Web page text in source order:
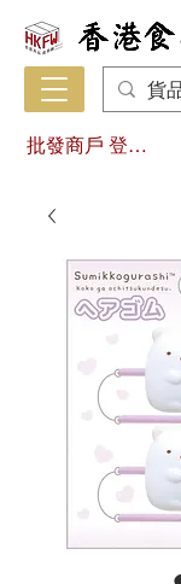
批發商戶 登入/註冊